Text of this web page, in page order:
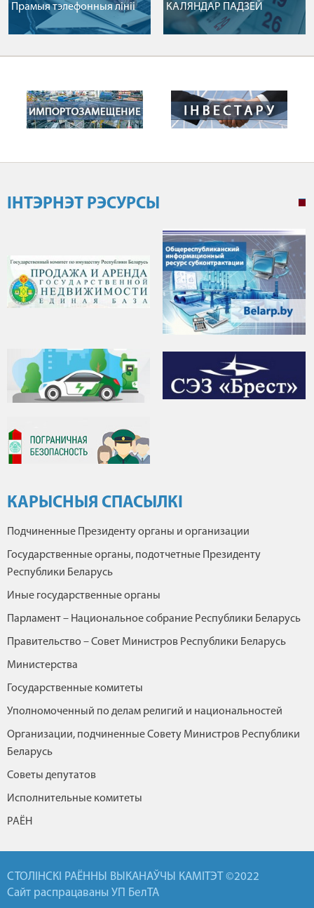
Прамыя тэлефонныя лiнii КАЛЯНДАР ПАДЗЕЙ
ІНТЭРНЭТ РЭСУРСЫ
КАРЫСНЫЯ СПАСЫЛКІ
Подчиненные Президенту органы и организации
Государственные органы, подотчетные Президенту
Республики Беларусь
Иные государственные органы
Парламент – Национальное собрание Республики Беларусь
Правительство – Совет Министров Республики Беларусь
Министерства
Государственные комитеты
Уполномоченный по делам религий и национальностей
Организации, подчиненные Совету Министров Республики
Беларусь
Советы депутатов
Исполнительные комитеты
РАЁН
СТОЛІНСКІ РАЁННЫ ВЫКАНАЎЧЫ КАМІТЭТ ©2022
Сайт распрацаваны УП БелТА